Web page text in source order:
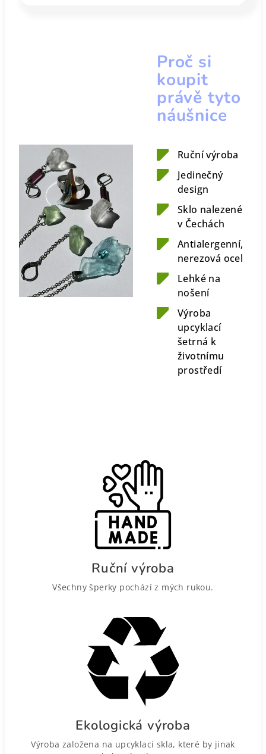
Proč si
koupit
právě tyto
náušnice
Ruční výroba
Jedinečný
design
Sklo nalezené
v Čechách
Antialergenní,
nerezová ocel
Lehké na
nošení
Výroba
upcyklací
šetrná k
životnímu
prostředí
Ruční výroba
Všechny šperky pochází z mých rukou.
Ekologická výroba
Výroba založena na upcyklaci skla, které by jinak